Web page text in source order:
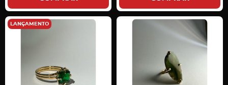
LANÇAMENTO